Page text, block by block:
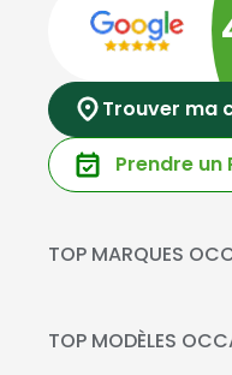
Trouver ma
Prendre un
TOP MARQUES
Mercedes-Benz
TOP MODÈLES